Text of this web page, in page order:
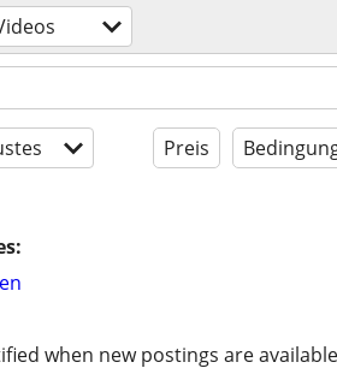
Preis
when new postings are available